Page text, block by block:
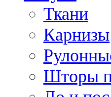
Ткани
Карнизы
Шторы